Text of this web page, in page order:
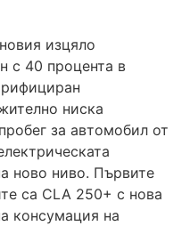
изцяло
с 40 процента в
ниска
за автомобил от
ново ниво. Първите
са CLA 250+ с нова
консумация на